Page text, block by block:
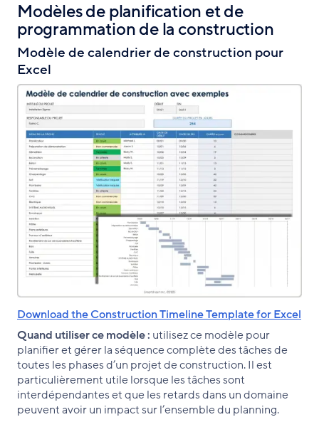
Modèles de planification et de
programmation de la construction
Modèle de calendrier de construction pour
Excel
Download the Construction Timeline Template for Excel
Quand utiliser ce modèle : utilisez ce modèle pour
planifier et gérer la séquence complète des tâches de
toutes les phases d’un projet de construction. Il est
particulièrement utile lorsque les tâches sont
interdépendantes et que les retards dans un domaine
peuvent avoir un impact sur l’ensemble du planning.